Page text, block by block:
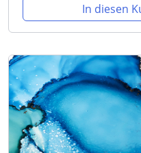
In diesen